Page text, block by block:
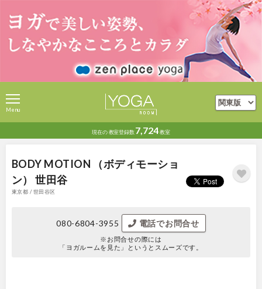
現在の教室登録数 7,724教室
Menu
BODY MOTION （ボディモーショ
ン） 世田谷
東京都 / 世田谷区
080-6804-3955 電話でお問合せ
※お問合せの際には
「ヨガルームを見た」というとスムーズです。